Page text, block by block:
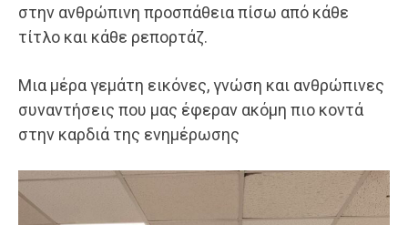
στην ανθρώπινη προσπάθεια πίσω από κάθε
τίτλο και κάθε ρεπορτάζ.
Μια μέρα γεμάτη εικόνες, γνώση και ανθρώπινες
συναντήσεις που μας έφεραν ακόμη πιο κοντά
στην καρδιά της ενημέρωσης